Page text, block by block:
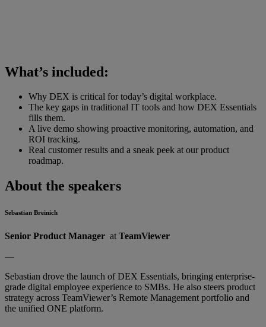
What’s included:
Why DEX is critical for today’s digital workplace.
The key gaps in traditional IT tools and how DEX Essentials
fills them.
A live demo showing proactive monitoring, automation, and
ROI tracking.
Real customer results and a sneak peek at our product
roadmap.
About the speakers
Sebastian Breinich
Senior Product Manager at TeamViewer
—
Sebastian drove the launch of DEX Essentials, bringing enterprise-
grade digital employee experience to SMBs. He also steers product
strategy across TeamViewer’s Remote Management portfolio and
the unified ONE platform.